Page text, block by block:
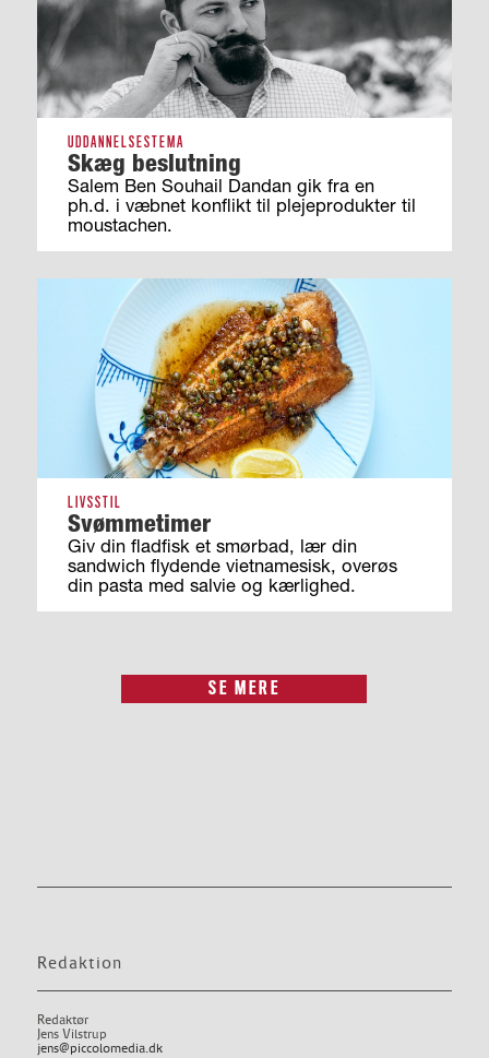
UDDANNELSESTEMA
Skæg beslutning
Salem Ben Souhail Dandan gik fra en
ph.d. i væbnet konflikt til plejeprodukter til
moustachen.
LIVSSTIL
Svømmetimer
Giv din fladfisk et smørbad, lær din
sandwich flydende vietnamesisk, overøs
din pasta med salvie og kærlighed.
SE MERE
Redaktion
Redaktør
Jens Vilstrup
jens@piccolomedia.dk